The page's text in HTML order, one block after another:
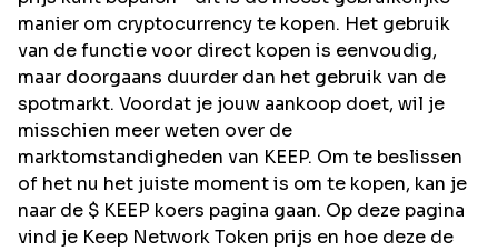
manier om cryptocurrency te kopen. Het gebruik
van de functie voor direct kopen is eenvoudig,
maar doorgaans duurder dan het gebruik van de
spotmarkt. Voordat je jouw aankoop doet, wil je
misschien meer weten over de
marktomstandigheden van KEEP. Om te beslissen
of het nu het juiste moment is om te kopen, kan je
naar de $ KEEP koers pagina gaan. Op deze pagina
vind je Keep Network Token prijs en hoe deze de